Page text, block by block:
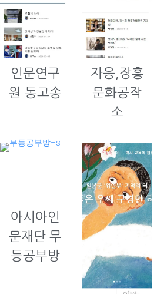
인문연구
원 동고송
자응,장흥
문화공작
소
아시아인
문재단 무
등공부방